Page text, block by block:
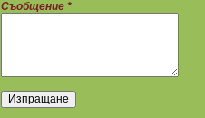
Съобщение *